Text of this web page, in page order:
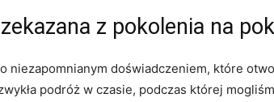
z pokolenia na
niezapomnianym doświadczeniem, które
podróż w czasie, podczas której